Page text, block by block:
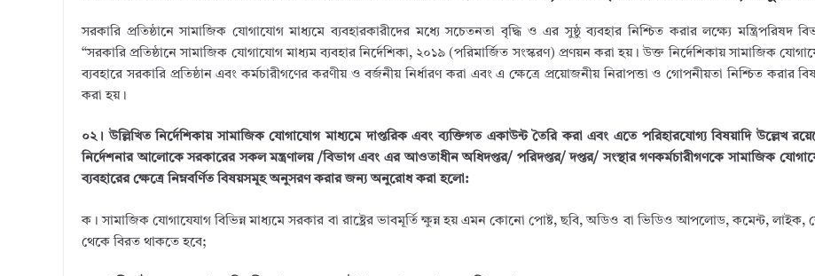
সরকারি প্রতিষ্ঠানে সামাজিক যোগাযোগ মাধ্যমে ব্যবহারকারীদের মধ্যে সচেতনতা বৃদ্ধি ও এর সুষ্ঠু ব্যবহার নিশ্চিত করার লক্ষ্যে মন্ত্রিপরিষদ
“সরকারি প্রতিষ্ঠানে সামাজিক যোগাযোগ মাধ্যম ব্যবহার নির্দেশিকা, ২০১৯ (পরিমার্জিত সংস্করণ) প্রণয়ন করা হয়। উক্ত নির্দেশিকায় সামাজিক
ব্যবহারে সরকারি প্রতিষ্ঠান এবং কর্মচারীগণের করণীয় ও বর্জনীয় নির্ধারণ করা এবং এ ক্ষেত্রে প্রয়োজনীয় নিরাপত্তা ও গোপনীয়তা নিশ্চিত করার
করা হয়।
০২। উল্লিখিত নির্দেশিকায় সামাজিক যোগাযোগ মাধ্যমে দাপ্তরিক এবং ব্যক্তিগত একাউন্ট তৈরি করা এবং এতে পরিহারযোগ্য বিষয়াদি উল্লেখ
নির্দেশনার আলোকে সরকারের সকল মন্ত্রণালয় /বিভাগ এবং এর আওতাধীন অধিদপ্তর/ পরিদপ্তর/ দপ্তর/ সংস্থার গণকর্মচারীগণকে সামাজিক
ব্যবহারের ক্ষেত্রে নিম্নবর্ণিত বিষয়সমূহ অনুসরণ করার জন্য অনুরোধ করা হলো:
ক। সামাজিক যোগাযেযাগ বিভিন্ন মাধ্যমে সরকার বা রাষ্ট্রের ভাবমূর্তি ক্ষুন্ন হয় এমন কোনো পোষ্ট, ছবি, অডিও বা ভিডিও আপলোড, কমেন্ট, লাইক,
থেকে বিরত থাকতে হবে;